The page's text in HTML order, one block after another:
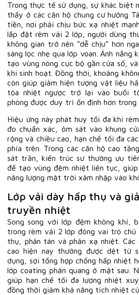
Trong thực tế sử dụng, sự khác biệt
thấy ở các căn hộ chung cư hướng
tiền, nơi phải chịu bức xạ nhiệt
lắp đặt rèm vải 2 lớp, người dùng
không gian trở nên “dễ chịu” hơn
sáng lọc nhẹ qua lớp voan. Ánh nắng
tạo vùng nóng cục bộ gần cửa sổ,
khi sinh hoạt. Đồng thời, khoảng
còn giúp giảm hiện tượng vật liệu
tỏa nhiệt ngược trở lại vào buổi
phòng được duy trì ổn định hơn trong
Hiệu ứng này phát huy tối đa khi
đo chuẩn xác, ôm sát vào khung
rộng và chiều cao, hạn chế tối đa
phía trên. Trong các căn hộ cao
sát trần, kiến trúc sư thường ưu
để tạo vùng đệm nhiệt liên tục,
năng lượng mặt trời xâm nhập vào
Lớp vải dày hấp thụ và
truyền nhiệt
Song song với lớp đệm không khí,
trong rèm vải 2 lớp đóng vai trò chủ
thụ, phân tán và phản xạ nhiệt.
cao hiện nay thường được dệt từ
dụng, sợi tổng hợp chống hấp nhiệt
lớp coating phản quang ở mặt sau.
giúp hạn chế tối đa lượng nhiệt
đồng thời giảm khả năng tích nhiệt